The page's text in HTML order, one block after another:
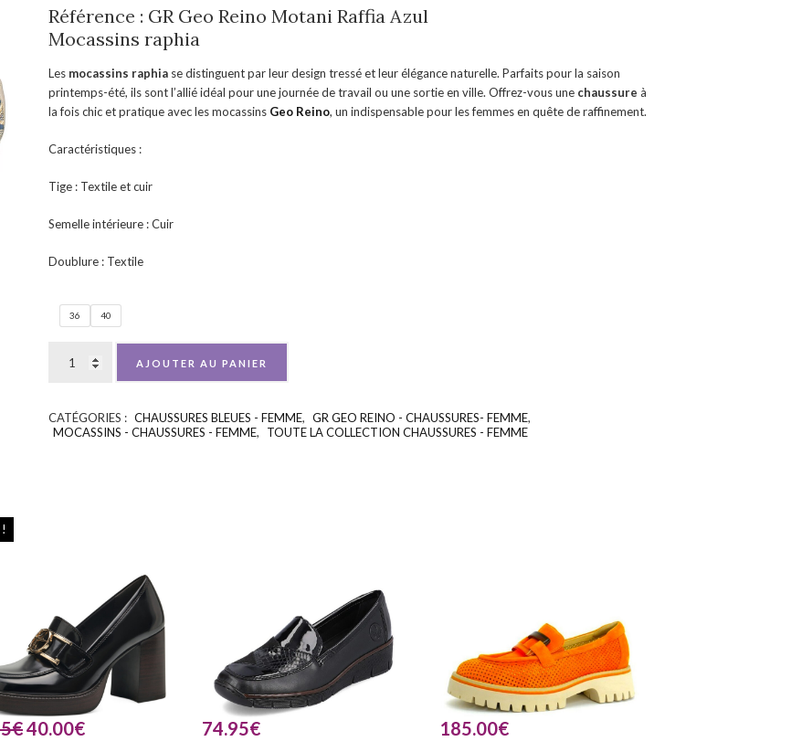
Référence : GR Geo Reino Motani Raffia Azul
Mocassins raphia
Les mocassins raphiase distinguent par leur design tressé et leur élégance naturelle. Parfaits pour la saison
printemps-été, ils sont l’allié idéal pour une journée de travail ou une sortie en ville. Offrez-vous une chaussure à
la fois chic et pratique avec les mocassins Geo Reino, un indispensable pour les femmes en quête de raffinement.
Caractéristiques :
Tige : Textile et cuir
Semelle intérieure : Cuir
Doublure : Textile
36 40
AJOUTER AU PANIER
CATÉGORIES : CHAUSSURES BLEUES - FEMME, GR GEO REINO - CHAUSSURES- FEMME,
MOCASSINS - CHAUSSURES - FEMME, TOUTE LA COLLECTION CHAUSSURES - FEMME
€40.00€ 74.95€ 185.00€